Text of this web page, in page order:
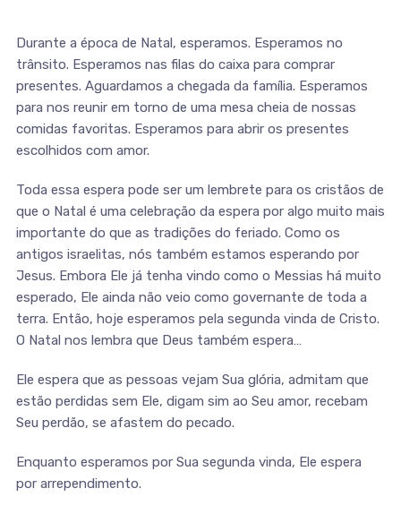
Durante a época de Natal, esperamos. Esperamos no
trânsito. Esperamos nas filas do caixa para comprar
presentes. Aguardamos a chegada da família. Esperamos
para nos reunir em torno de uma mesa cheia de nossas
comidas favoritas. Esperamos para abrir os presentes
escolhidos com amor.
Toda essa espera pode ser um lembrete para os cristãos de
que o Natal é uma celebração da espera por algo muito mais
importante do que as tradições do feriado. Como os
antigos israelitas, nós também estamos esperando por
Jesus. Embora Ele já tenha vindo como o Messias há muito
esperado, Ele ainda não veio como governante de toda a
terra. Então, hoje esperamos pela segunda vinda de Cristo.
O Natal nos lembra que Deus também espera…
Ele espera que as pessoas vejam Sua glória, admitam que
estão perdidas sem Ele, digam sim ao Seu amor, recebam
Seu perdão, se afastem do pecado.
Enquanto esperamos por Sua segunda vinda, Ele espera
por arrependimento.